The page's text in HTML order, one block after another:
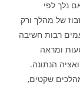
נלך לפי
של מהלך ורק
רבות חשיבה
ומראה
הנתונה.
שקטים,